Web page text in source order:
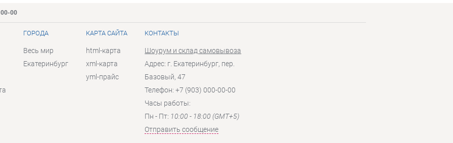
00
ГОРОДА
Весь мир
Екатеринбург
КАРТА САЙТА
html-карта
xml-карта
yml-прайс
КОНТАКТЫ
Шоурум и склад самовывоза
Адрес: г. Екатеринбург, пер.
Базовый, 47
Телефон: +7 (903) 000-00-00
Часы работы:
Пн - Пт: 10:00 - 18:00 (GMT+5)
Отправить сообщение